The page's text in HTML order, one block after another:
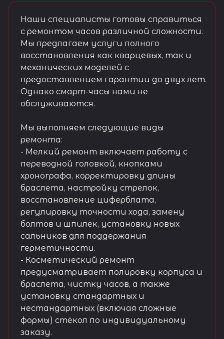
Наши специалисты готовы справиться
с ремонтом часов различной сложности.
Мы предлагаем услуги полного
восстановления как кварцевых, так и
механических моделей с
предоставлением гарантии до двух лет.
Однако смарт-часы нами не
обслуживаются.
Мы выполняем следующие виды
ремонта:
- Мелкий ремонт включает работу с
переводной головкой, кнопками
хронографа, корректировку длины
браслета, настройку стрелок,
восстановление циферблата,
регулировку точности хода, замену
болтов и шпилек, установку новых
сальников для поддержания
герметичности.
- Косметический ремонт
предусматривает полировку корпуса и
браслета, чистку часов, а также
установку стандартных и
нестандартных (включая сложные
формы) стёкол по индивидуальному
заказу.